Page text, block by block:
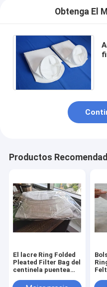
Obtenga El
Productos
El lacre Ring Folded
Pleated Filter Bag del
centinela puentea